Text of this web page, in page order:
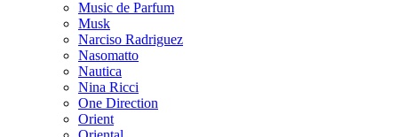
Music de Parfum
Musk
Narciso Radriguez
Nasomatto
Nautica
Nina Ricci
One Direction
Orient